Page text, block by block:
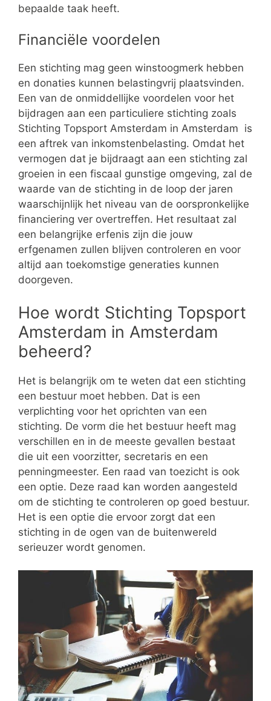
bepaalde taak heeft.
Financiële voordelen
Een stichting mag geen winstoogmerk hebben
en donaties kunnen belastingvrij plaatsvinden.
Een van de onmiddellijke voordelen voor het
bijdragen aan een particuliere stichting zoals
Stichting Topsport Amsterdam in Amsterdam is
een aftrek van inkomstenbelasting. Omdat het
vermogen dat je bijdraagt aan een stichting zal
groeien in een fiscaal gunstige omgeving, zal de
waarde van de stichting in de loop der jaren
waarschijnlijk het niveau van de oorspronkelijke
financiering ver overtreffen. Het resultaat zal
een belangrijke erfenis zijn die jouw
erfgenamen zullen blijven controleren en voor
altijd aan toekomstige generaties kunnen
doorgeven.
Hoe wordt Stichting Topsport
Amsterdam in Amsterdam
beheerd?
Het is belangrijk om te weten dat een stichting
een bestuur moet hebben. Dat is een
verplichting voor het oprichten van een
stichting. De vorm die het bestuur heeft mag
verschillen en in de meeste gevallen bestaat
die uit een voorzitter, secretaris en een
penningmeester. Een raad van toezicht is ook
een optie. Deze raad kan worden aangesteld
om de stichting te controleren op goed bestuur.
Het is een optie die ervoor zorgt dat een
stichting in de ogen van de buitenwereld
serieuzer wordt genomen.